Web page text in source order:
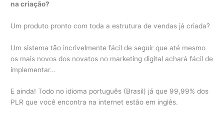
na criação?
Um produto pronto com toda a estrutura de vendas já criada?
Um sistema tão incrivelmente fácil de seguir que até mesmo
os mais novos dos novatos no marketing digital achará fácil de
implementar…
E ainda! Todo no idioma português (Brasil) já que 99,99% dos
PLR que você encontra na internet estão em inglês.